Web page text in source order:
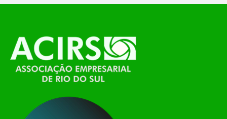
O Polo ACATE-ACIRS, por meio do NIAVI – Núcleo
de Tecnologia da Informação do Alto Vale do
Itajaí, realizou, no dia 21 de julho, o evento
Conexão Tech NIAVI, reunindo empresas de
tecnologia da região para uma noite de
apresentação de novas iniciativas para o setor. O
encontro aconteceu em Rio…